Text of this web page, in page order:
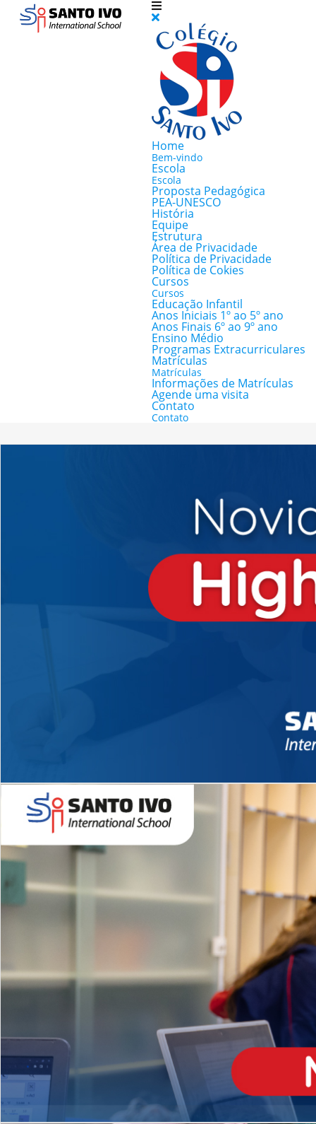
Home
Bem-vindo
Escola
Escola
Proposta Pedagógica
PEA-UNESCO
História
Equipe
Estrutura
Área de Privacidade
Política de Privacidade
Política de Cokies
Cursos
Cursos
Educação Infantil
Anos Iniciais 1º ao 5º ano
Anos Finais 6º ao 9º ano
Ensino Médio
Programas Extracurriculares
Matrículas
Matrículas
Informações de Matrículas
Agende uma visita
Contato
Contato
Novidades 2026 High School
EDUCAÇÃO INFANTIL
Inglês todos os dias
MÉDIO
igh School
Dupla Diplomação